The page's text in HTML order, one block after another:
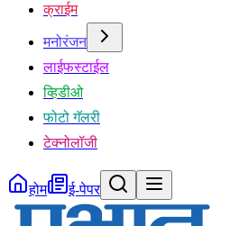
क्राईम
मनोरंजन
लाईफस्टाईल
व्हिडीओ
फोटो गॅलरी
टेक्नोलॉजी
होम ई-पेपर